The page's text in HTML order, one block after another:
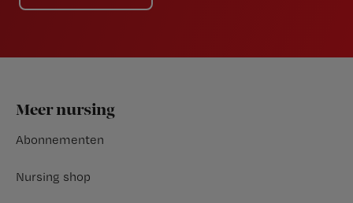
Footer
Meer nursing
Abonnementen
Nursing shop